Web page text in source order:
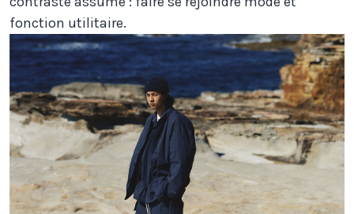
fonction utilitaire.